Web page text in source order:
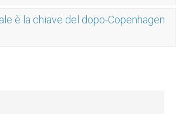
è la chiave del dopo-Copenhagen